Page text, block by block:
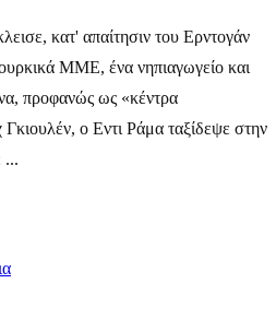
κατ' απαίτησιν του Ερντογάν
ΜΜΕ, ένα νηπιαγωγείο και
προφανώς ως «κέντρα
ο Εντι Ράμα ταξίδεψε στην
...